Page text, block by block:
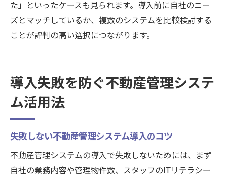
た」といったケースも見られます。導入前に自社のニー
ズとマッチしているか、複数のシステムを比較検討する
ことが評判の高い選択につながります。
導入失敗を防ぐ不動産管理システ
ム活用法
失敗しない不動産管理システム導入のコツ
不動産管理システムの導入で失敗しないためには、まず
自社の業務内容や管理物件数、スタッフのITリテラシー